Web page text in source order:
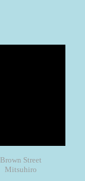
Brown Street
Mitsuhiro